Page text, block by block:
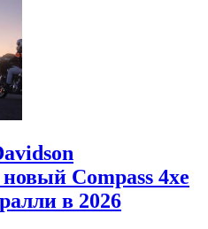
Compass 4xe
в 2026